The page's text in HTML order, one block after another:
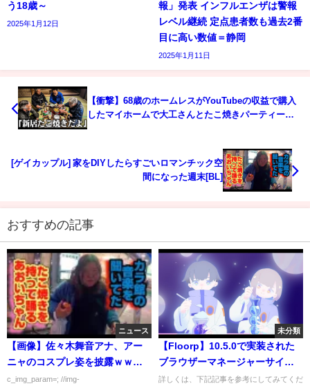
う18歳～
2025年1月12日
報」発表 インフルエンザは警報
レベル継続 定点患者数も過去2番
目に高い数値＝静岡
2025年1月11日
【衝撃】68歳のホームレスがYouTubeの収益で購入
したマイホームで大工さんとたこ焼きパーティーを
[ゲイカップル] 家をDIYしたらすごいロマンチック空
間になった週末[BL]
おすすめの記事
ニュース
【画像】佐々木舞音アナ、アー
ニャのコスプレ姿を披露ｗｗｗ
ｗｗ
c_img_param=; //img-
未分類
【Floorp】10.5.0で実装された
ブラウザーマネージャーサイド
バーの使い方
詳しくは、下記記事を参考にしてみてくだ